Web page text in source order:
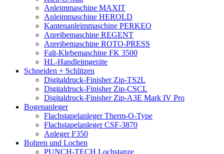
Anleimmaschine MAXIT
Anleimmaschine HEROLD
Kantenanleimmaschine PERKEO
Anreibemaschine REGENT
Anreibemaschine ROTO-PRESS
Falt-Klebemaschine FK 3500
HL-Handleimgeräte
Schneiden + Schlitzen
Digitaldruck-Finisher Zip-TS2L
Digitaldruck-Finisher Zip-CSCL
Digitaldruck-Finisher Zip-A3E Mark IV Pro
Bogenanleger
Flachstapelanleger Therm-O-Type
Flachstapelanleger CSF-3870
Anleger F350
Bohren und Lochen
PUNCH-TECH Lochstanze